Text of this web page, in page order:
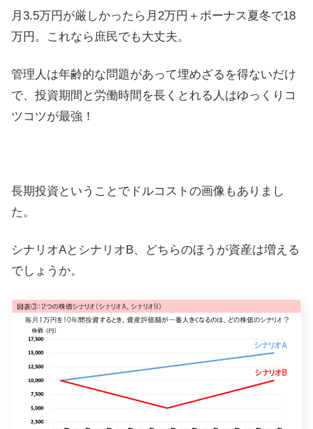
月3.5万円が厳しかったら月2万円＋ボーナス夏冬で18
万円。これなら庶民でも大丈夫。
管理人は年齢的な問題があって埋めざるを得ないだけ
で、投資期間と労働時間を長くとれる人はゆっくりコ
ツコツが最強！
長期投資ということでドルコストの画像もありまし
た。
シナリオAとシナリオB、どちらのほうが資産は増える
でしょうか。